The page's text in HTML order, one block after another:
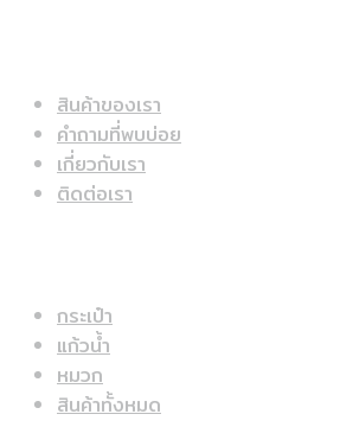
สินค้าของเรา
คำถามที่พบบ่อย
เกี่ยวกับเรา
ติดต่อเรา
กระเป๋า
แก้วน้ำ
หมวก
สินค้าทั้งหมด